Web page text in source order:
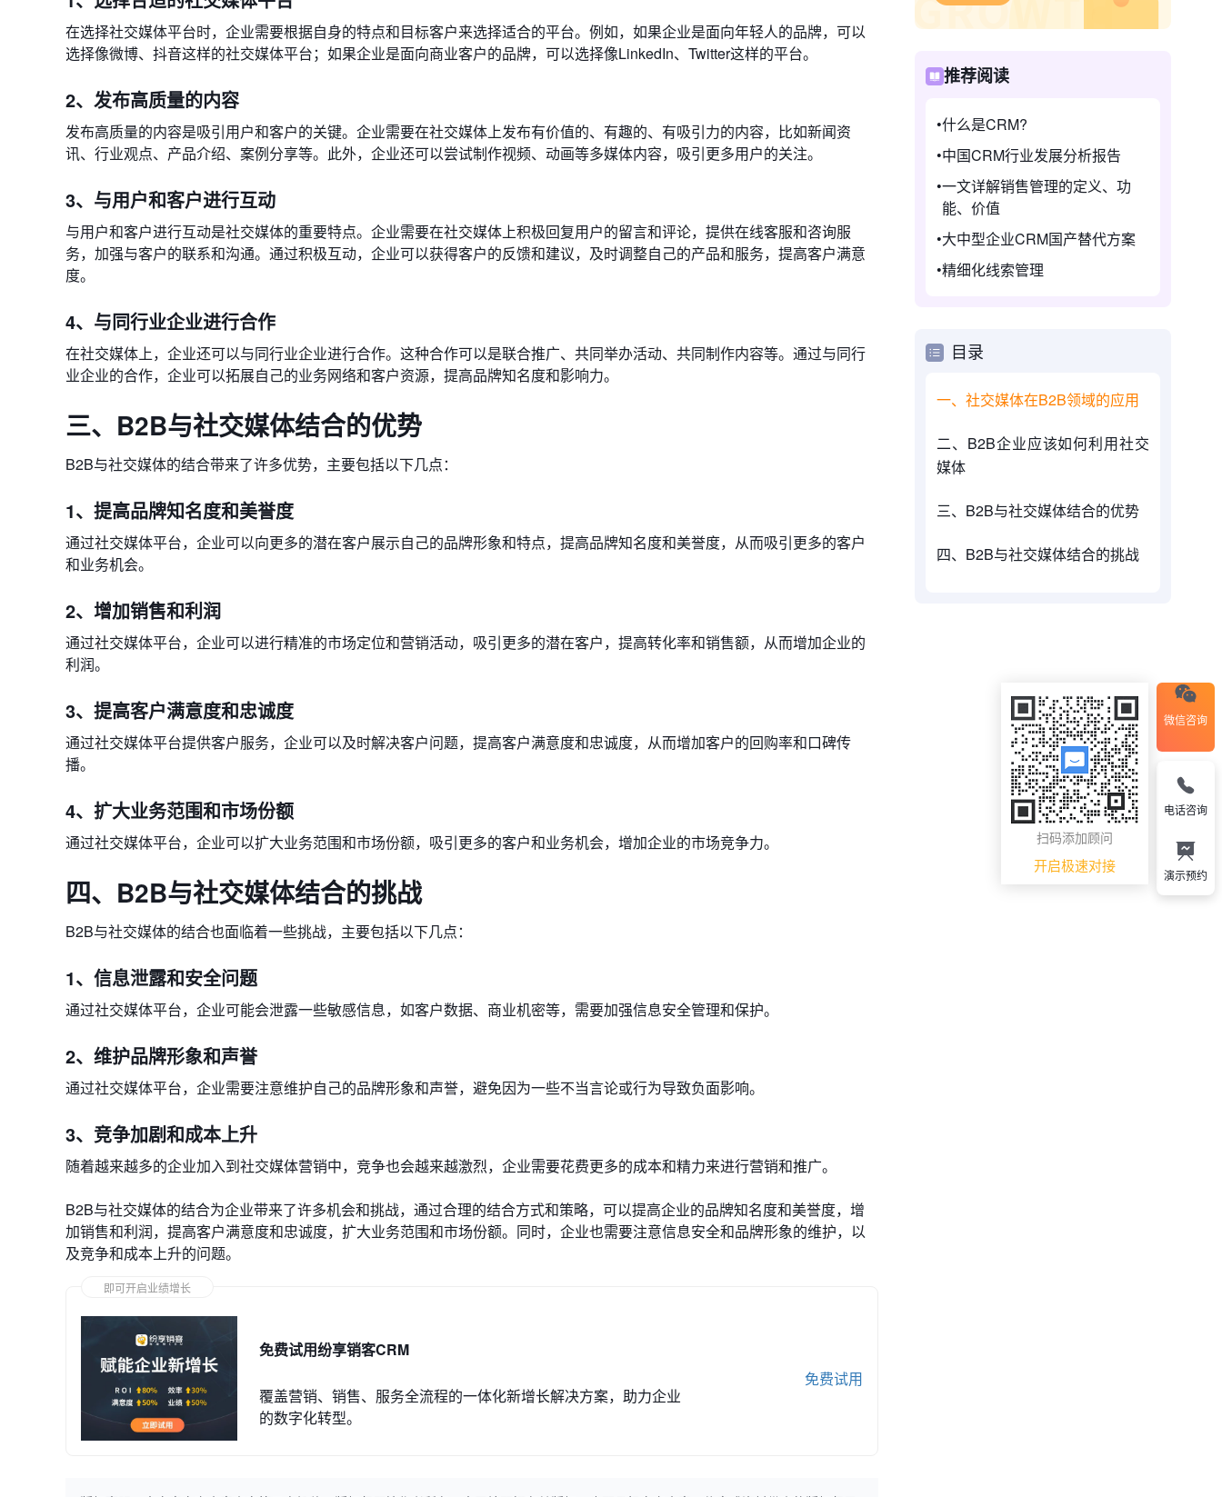
在选择社交媒体平台时，企业需要根据自身的特点和目标客户来选择适合的平台。例如，如果企业是面向年轻人的品牌，可以
选择像微博、抖音这样的社交媒体平台；如果企业是面向商业客户的品牌，可以选择像LinkedIn、Twitter这样的平台。
2、发布高质量的内容
发布高质量的内容是吸引用户和客户的关键。企业需要在社交媒体上发布有价值的、有趣的、有吸引力的内容，比如新闻资
讯、行业观点、产品介绍、案例分享等。此外，企业还可以尝试制作视频、动画等多媒体内容，吸引更多用户的关注。
3、与用户和客户进行互动
与用户和客户进行互动是社交媒体的重要特点。企业需要在社交媒体上积极回复用户的留言和评论，提供在线客服和咨询服
务，加强与客户的联系和沟通。通过积极互动，企业可以获得客户的反馈和建议，及时调整自己的产品和服务，提高客户满意
度。
4、与同行业企业进行合作
在社交媒体上，企业还可以与同行业企业进行合作。这种合作可以是联合推广、共同举办活动、共同制作内容等。通过与同行
业企业的合作，企业可以拓展自己的业务网络和客户资源，提高品牌知名度和影响力。
三、B2B与社交媒体结合的优势
B2B与社交媒体的结合带来了许多优势，主要包括以下几点：
1、提高品牌知名度和美誉度
通过社交媒体平台，企业可以向更多的潜在客户展示自己的品牌形象和特点，提高品牌知名度和美誉度，从而吸引更多的客户
和业务机会。
2、增加销售和利润
通过社交媒体平台，企业可以进行精准的市场定位和营销活动，吸引更多的潜在客户，提高转化率和销售额，从而增加企业的
利润。
3、提高客户满意度和忠诚度
通过社交媒体平台提供客户服务，企业可以及时解决客户问题，提高客户满意度和忠诚度，从而增加客户的回购率和口碑传
播。
4、扩大业务范围和市场份额
通过社交媒体平台，企业可以扩大业务范围和市场份额，吸引更多的客户和业务机会，增加企业的市场竞争力。
四、B2B与社交媒体结合的挑战
B2B与社交媒体的结合也面临着一些挑战，主要包括以下几点：
1、信息泄露和安全问题
通过社交媒体平台，企业可能会泄露一些敏感信息，如客户数据、商业机密等，需要加强信息安全管理和保护。
2、维护品牌形象和声誉
通过社交媒体平台，企业需要注意维护自己的品牌形象和声誉，避免因为一些不当言论或行为导致负面影响。
3、竞争加剧和成本上升
随着越来越多的企业加入到社交媒体营销中，竞争也会越来越激烈，企业需要花费更多的成本和精力来进行营销和推广。
B2B与社交媒体的结合为企业带来了许多机会和挑战，通过合理的结合方式和策略，可以提高企业的品牌知名度和美誉度，增
加销售和利润，提高客户满意度和忠诚度，扩大业务范围和市场份额。同时，企业也需要注意信息安全和品牌形象的维护，以
及竞争和成本上升的问题。
即可开启业绩增长
免费试用纷享销客CRM
覆盖营销、销售、服务全流程的一体化新增长解决方案，助力企业
的数字化转型。
免费试用
推荐阅读
什么是CRM?
中国CRM行业发展分析报告
一文详解销售管理的定义、功
能、价值
大中型企业CRM国产替代方案
精细化线索管理
目录
一、社交媒体在B2B领域的应用
二、B2B企业应该如何利用社交
媒体
三、B2B与社交媒体结合的优势
四、B2B与社交媒体结合的挑战
微信咨询
扫码添加顾问
开启极速对接
电话咨询
演示预约